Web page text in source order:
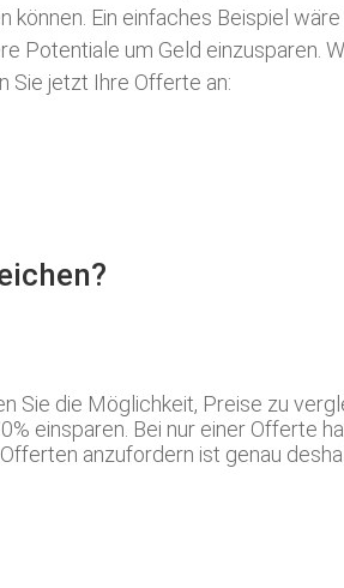
Ein einfaches Beispiel
Potentiale um Geld einzusparen.
Sie jetzt Ihre Offerte an:
Sie die Möglichkeit, Preise zu
einsparen. Bei nur einer Offerte
anzufordern ist genau